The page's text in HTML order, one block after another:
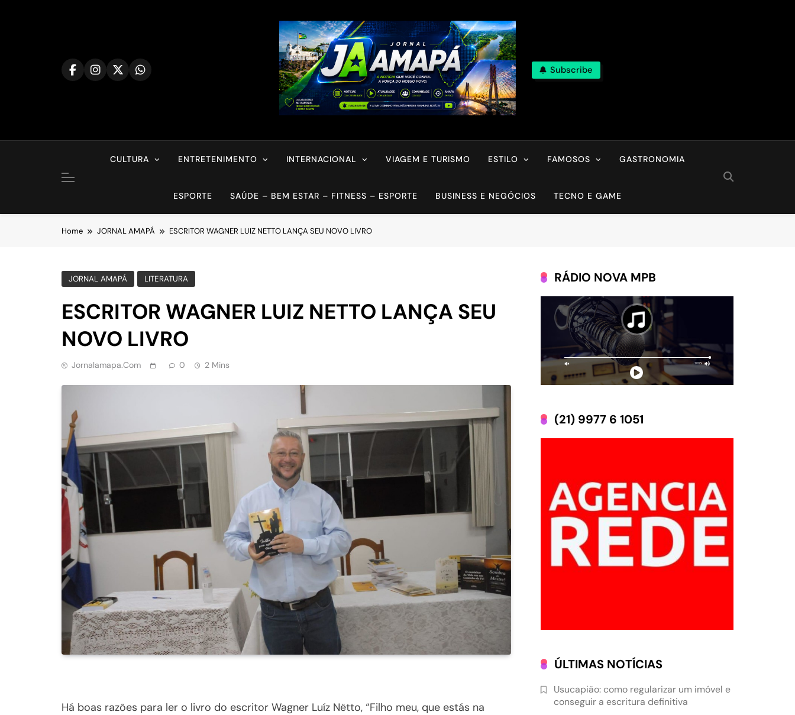
Subscribe
CULTURA ENTRETENIMENTO INTERNACIONAL VIAGEM E TURISMO ESTILO FAMOSOS GASTRONOMIA
ESPORTE SAÚDE – BEM ESTAR – FITNESS – ESPORTE BUSINESS E NEGÓCIOS TECNO E GAME
Home JORNAL AMAPÁ ESCRITOR WAGNER LUIZ NETTO LANÇA SEU NOVO LIVRO
JORNAL AMAPÁ LITERATURA
ESCRITOR WAGNER LUIZ NETTO LANÇA SEU
NOVO LIVRO
Jornalamapa.com 0 2 Mins
Há boas razões para ler o livro do escritor Wagner Luíz Nëtto, “Filho meu, que estás na
RÁDIO NOVA MPB
(21) 9977 6 1051
ÚLTIMAS NOTÍCIAS
Usucapião: como regularizar um imóvel e
conseguir a escritura definitiva